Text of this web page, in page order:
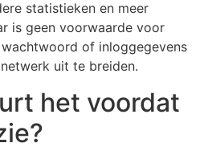
statistieken en meer
is geen voorwaarde voor
of inloggegevens
uit te breiden.
het voordat